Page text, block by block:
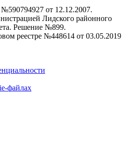
от 12.12.2007.
Лидского районного
Решение №899.
реестре №448614 от 03.05.2019
файлах